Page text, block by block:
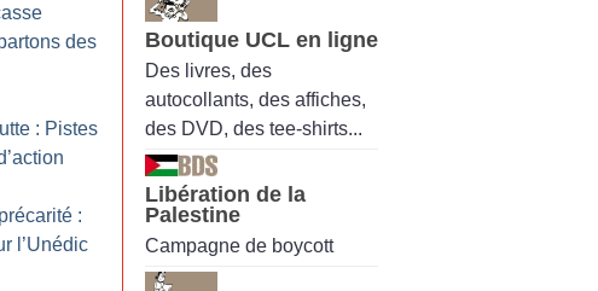
des
: Pistes
:
l’Unédic
Boutique UCL en ligne
Des livres, des
autocollants, des affiches,
des DVD, des tee-shirts...
Libération de la
Palestine
Campagne de boycott